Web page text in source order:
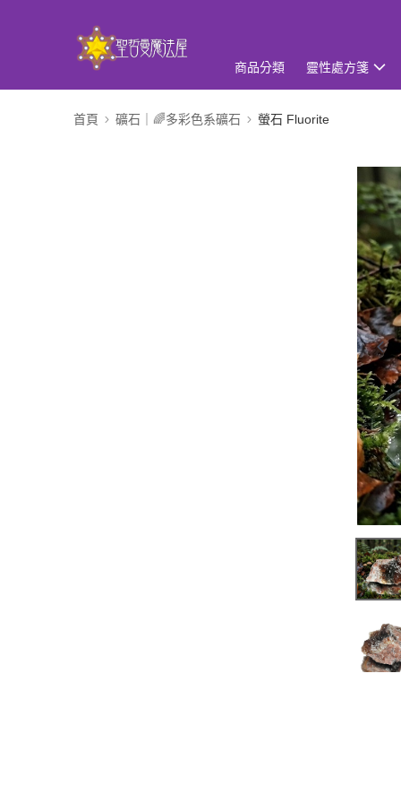
商品分類 靈性處方箋
首頁 礦石｜🌈多彩色系礦石 螢石 Fluorite